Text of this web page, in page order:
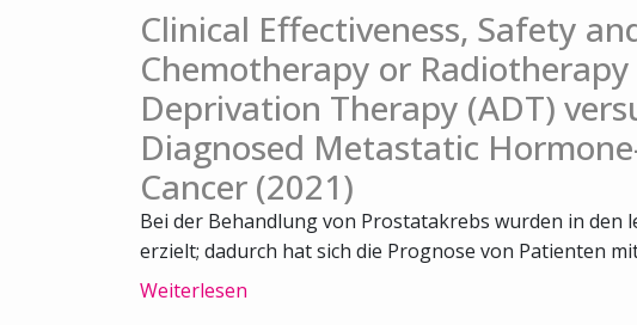
Clinical Effectiveness, Safety
Chemotherapy or
Deprivation Therapy (ADT)
Diagnosed Metastatic
Cancer (2021)
Bei der Behandlung von Prostatakrebs wurden in den
erzielt; dadurch hat sich die Prognose von Patienten
Weiterlesen